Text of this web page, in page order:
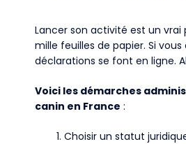
Lancer son activité est un
mille feuilles de papier. Si
déclarations se font en ligne.
Voici les démarches
canin en France :
Choisir un statut